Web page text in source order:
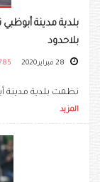
بلدية مدينة
بلاحدود
نظمت بلدية مدينة
المزيد